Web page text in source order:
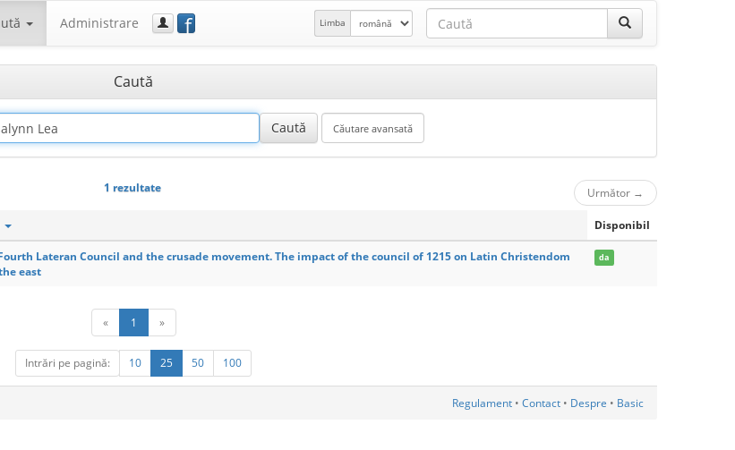
Administrare f Limba
Caută
1 rezultate Următor →
Disponibil
Lateran Council and the crusade movement. The impact of the council of 1215 on Latin Christendom
east
da
« 1 »
Intrări pe pagină: 10 25 50 100
Regulament • Contact • Despre • Basic